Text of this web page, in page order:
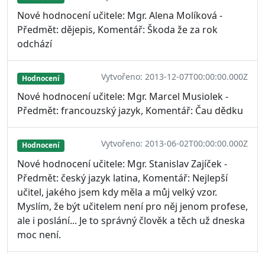
Nové hodnocení učitele: Mgr. Alena Molíková -
Předmět: dějepis, Komentář: Škoda že za rok
odchází
Hodnocení Vytvořeno: 2013-12-07T00:00:00.000Z
Nové hodnocení učitele: Mgr. Marcel Musiolek -
Předmět: francouzský jazyk, Komentář: Čau dědku
Hodnocení Vytvořeno: 2013-06-02T00:00:00.000Z
Nové hodnocení učitele: Mgr. Stanislav Zajíček -
Předmět: český jazyk latina, Komentář: Nejlepší
učitel, jakého jsem kdy měla a můj velký vzor.
Myslím, že být učitelem není pro něj jenom profese,
ale i poslání... Je to správný člověk a těch už dneska
moc není.